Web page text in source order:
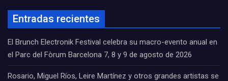
Entradas recientes
El Brunch Electronik Festival celebra su macro-evento anual en
el Parc del Fòrum Barcelona 7, 8 y 9 de agosto de 2026
Rosario, Miguel Ríos, Leire Martínez y otros grandes artistas se